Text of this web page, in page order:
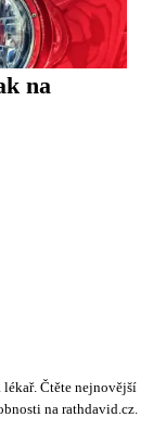
na
Čtěte nejnovější
na rathdavid.cz.